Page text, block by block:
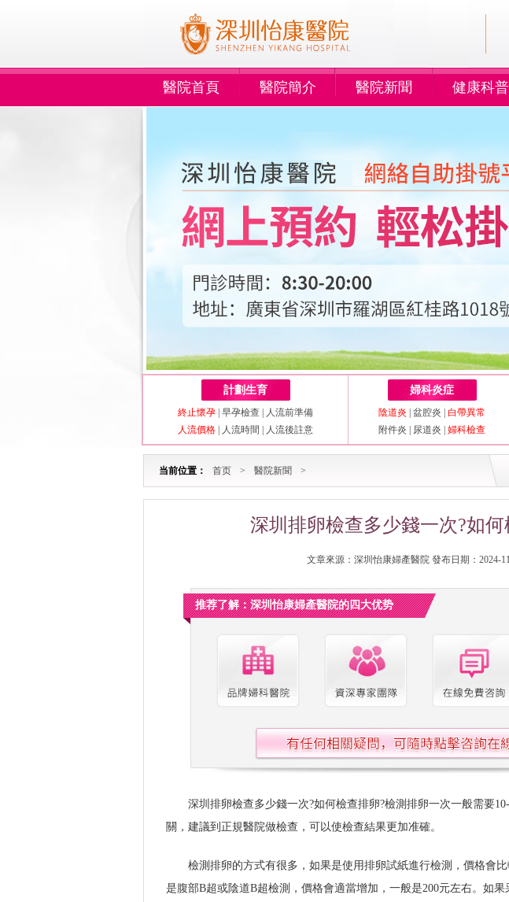
醫院首頁 醫院簡介 醫院新聞 健康科普
計劃生育
終止懷孕 早孕檢查
人流前準備
人流價格
人流時間 人流後註意
婦科炎症
陰道炎 盆腔炎
白帶異常
附件炎
尿道炎 婦科檢查
当前位置： 首页 > 醫院新聞 >
深圳排卵檢查多少錢一次?如何
文章來源：深圳怡康婦產醫院 發布日期：2024-
推荐了解：深圳怡康婦產醫院的四大优势
深圳排卵檢查多少錢一次?如何檢查排卵?檢測排卵一次一般需要
關，建議到正規醫院做檢查，可以使檢查結果更加准確。
檢測排卵的方式有很多，如果是使用排卵試紙進行檢測，價格會
是腹部B超或陰道B超檢測，價格會適當增加，一般是200元左右。如